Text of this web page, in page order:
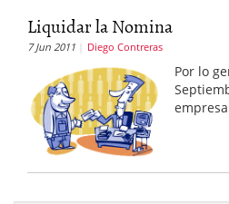
Liquidar la Nomina
7 Jun 2011 Diego Contreras
Por lo